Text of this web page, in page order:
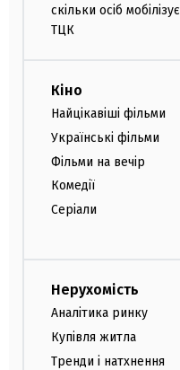
скільки осіб мобілізує
ТЦК
Кіно
Найцікавіші фільми
Українські фільми
Фільми на вечір
Комедії
Серіали
Нерухомість
Аналітика ринку
Купівля житла
Тренди і натхнення